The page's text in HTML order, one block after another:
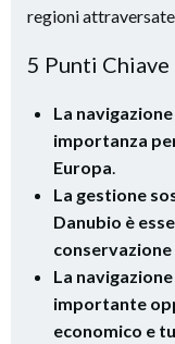
regioni
5 Punti Chiave
La
importanza
Europa.
La gestione
Danubio è
La
importante
economico e